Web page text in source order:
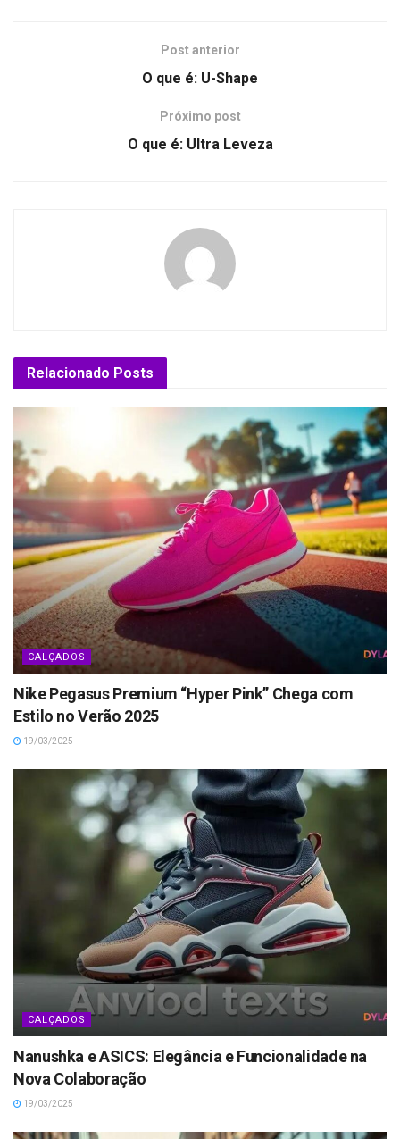
Post anterior
O que é: U-Shape
Próximo post
O que é: Ultra Leveza
Relacionado Posts
CALÇADOS
Nike Pegasus Premium “Hyper Pink” Chega com
Estilo no Verão 2025
19/03/2025
CALÇADOS
Nanushka e ASICS: Elegância e Funcionalidade na
Nova Colaboração
19/03/2025